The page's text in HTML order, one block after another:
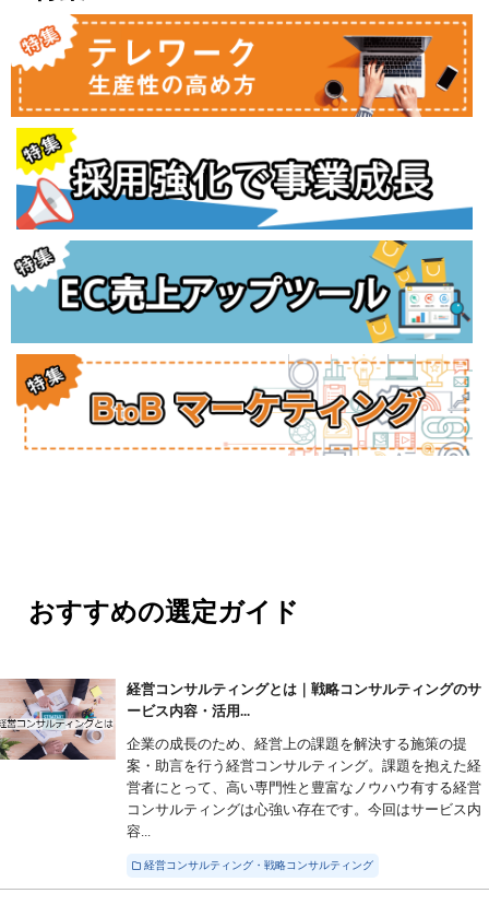
おすすめの選定ガイド
経営コンサルティングとは｜戦略コンサルティングのサ
ービス内容・活用...
企業の成長のため、経営上の課題を解決する施策の提
案・助言を行う経営コンサルティング。課題を抱えた経
営者にとって、高い専門性と豊富なノウハウ有する経営
コンサルティングは心強い存在です。今回はサービス内
容...
経営コンサルティング・戦略コンサルティング